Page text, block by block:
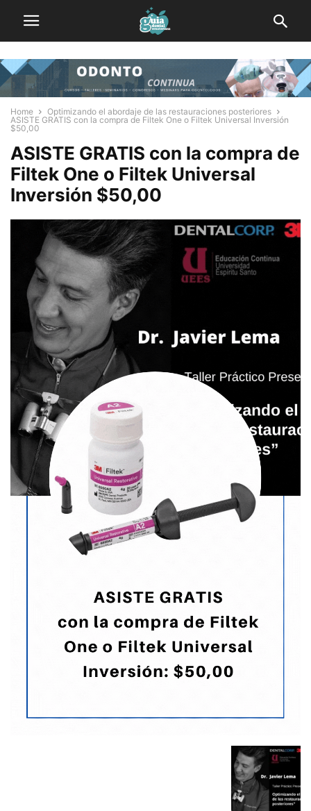
Home
Optimizando el abordaje de las restauraciones posteriores
ASISTE GRATIS con la compra de Filtek One o Filtek Universal Inversión
$50,00
ASISTE GRATIS con la compra de
Filtek One o Filtek Universal
Inversión $50,00